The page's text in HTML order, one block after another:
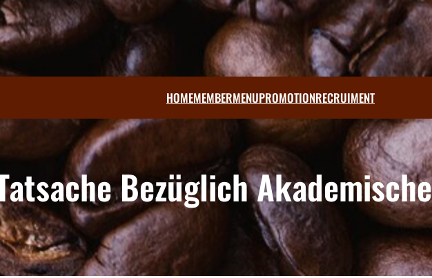
HOMEMEMBERMENUPROMOTIONRECRUIMENT
Bezüglich